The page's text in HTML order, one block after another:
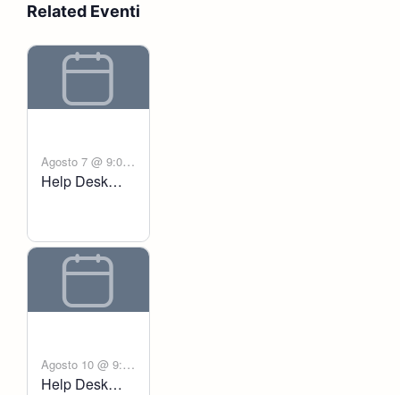
Related Eventi
Agosto 7 @ 9:00
am - 6:00 pm
Help Desk
Agosto 10 @ 9:00
am - 6:00 pm
Help Desk